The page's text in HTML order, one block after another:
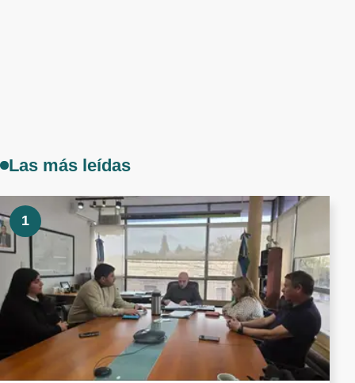
Las más leídas
1